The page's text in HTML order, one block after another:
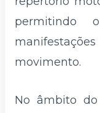
permitindo
movimento.
No âmbito